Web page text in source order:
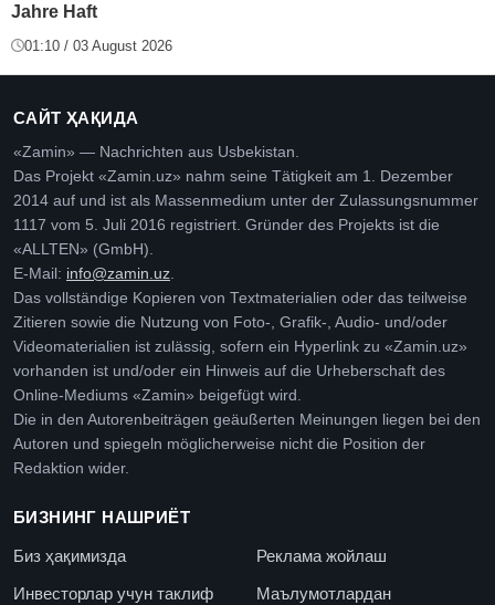
Jahre Haft
01:10 / 03 August 2026
САЙТ ҲАҚИДА
«Zamin» — Nachrichten aus Usbekistan.
Das Projekt «Zamin.uz» nahm seine Tätigkeit am 1. Dezember
2014 auf und ist als Massenmedium unter der Zulassungsnummer
1117 vom 5. Juli 2016 registriert. Gründer des Projekts ist die
«ALLTEN» (GmbH).
E-Mail: info@zamin.uz
Das vollständige Kopieren von Textmaterialien oder das teilweise
Zitieren sowie die Nutzung von Foto-, Grafik-, Audio- und/oder
Videomaterialien ist zulässig, sofern ein Hyperlink zu «Zamin.uz»
vorhanden ist und/oder ein Hinweis auf die Urheberschaft des
Online-Mediums «Zamin» beigefügt wird.
Die in den Autorenbeiträgen geäußerten Meinungen liegen bei den
Autoren und spiegeln möglicherweise nicht die Position der
Redaktion wider.
БИЗНИНГ НАШРИЁТ
Биз ҳақимизда
Реклама жойлаш
Инвесторлар учун таклиф
Маълумотлардан